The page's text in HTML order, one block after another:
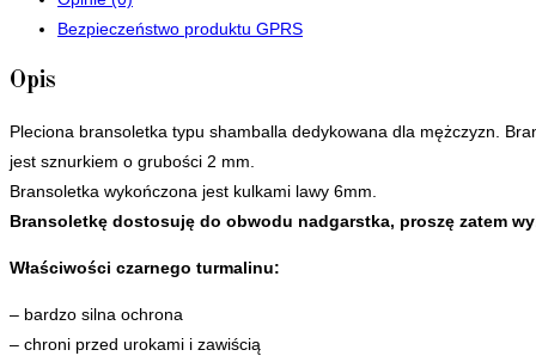
damska
Bezpieczeństwo produktu GPRS
Opis
Pleciona bransoletka typu shamballa dedykowana dla mężczyzn.
jest sznurkiem o grubości 2 mm.
Bransoletka wykończona jest kulkami lawy 6mm.
Bransoletkę dostosuję do obwodu nadgarstka, proszę zatem
Właściwości czarnego turmalinu:
– bardzo silna ochrona
– chroni przed urokami i zawiścią